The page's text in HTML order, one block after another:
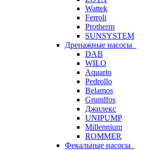
Wattek
Ferroli
Protherm
SUNSYSTEM
Дренажные насосы
DAB
WILO
Aquario
Pedrollo
Belamos
Grundfos
Джилекс
UNIPUMP
Millennium
ROMMER
Фекальные насосы